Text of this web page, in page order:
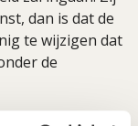
dan is dat de
te wijzigen dat
de